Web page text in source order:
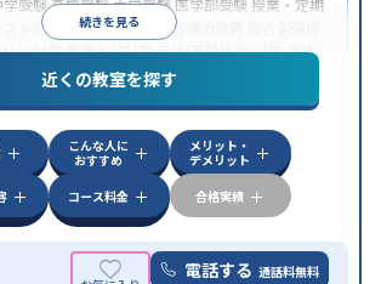
続きを見る
テスト対策
内申点対策 学習習慣の定着
AO)対策推薦入試対策英検(英語検定)対策漢検
(漢字検定)対策
中高一貫校生に対応成績保証制度あり授業の振替
能不登校生に対応学習にPC・タブレットを利用
ンライン対応1科目から受講可能
近くの教室を探す
こんな人に
おすすめ
メリット・
デメリット
コース料金 合格実績
電話する 通話料無料